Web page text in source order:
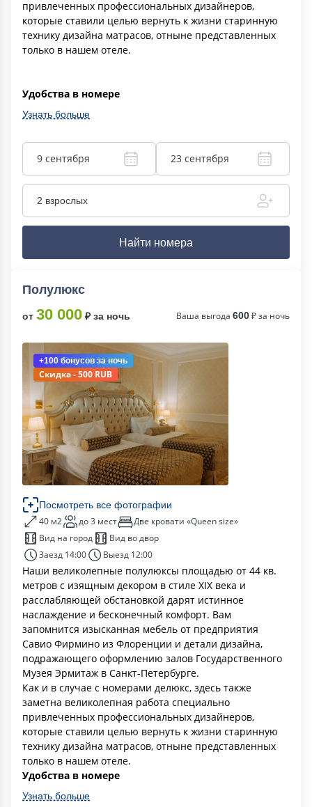
привлеченных профессиональных дизайнеров,
которые ставили целью вернуть к жизни старинную
технику дизайна матрасов, отныне представленных
только в нашем отеле.
Удобства в номере
Узнать больше
9 сентября 23 сентября
2 взрослых
Найти номера
Полулюкс
от 30 000 ₽ за ночь Ваша выгода 600₽ за ночь
+100 бонусов за ночь
Скидка - 500 RUB
Посмотреть все фотографии
40 м2 до 3 мест
Две кровати «Queen size»
Вид на город
Вид во двор
Заезд 14:00
Выезд 12:00
Наши великолепные полулюксы площадью от 44 кв.
метров с изящным декором в стиле XIX века и
расслабляющей обстановкой дарят истинное
наслаждение и бесконечный комфорт. Вам
запомнится изысканная мебель от предприятия
Савио Фирмино из Флоренции и детали дизайна,
подражающего оформлению залов Государственного
Музея Эрмитаж в Санкт-Петербурге.
Как и в случае с номерами делюкс, здесь также
заметна великолепная работа специально
привлеченных профессиональных дизайнеров,
которые ставили целью вернуть к жизни старинную
технику дизайна матрасов, отныне представленных
только в нашем отеле.
Удобства в номере
Узнать больше